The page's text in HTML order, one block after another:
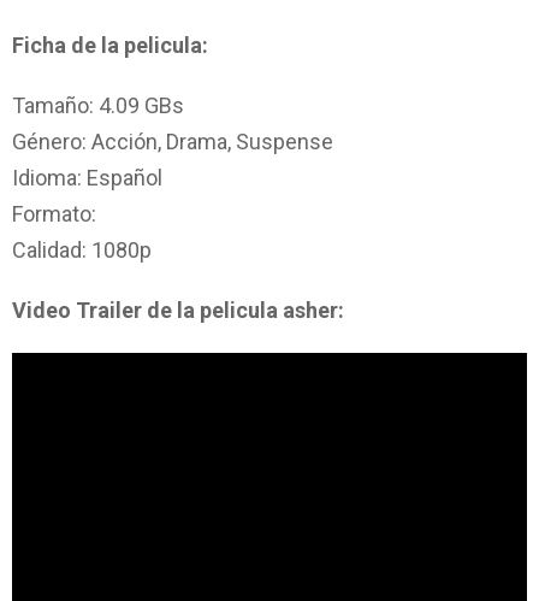
Ficha de la pelicula:
Tamaño: 4.09 GBs
Género: Acción, Drama, Suspense
Idioma: Español
Formato:
Calidad: 1080p
Video Trailer de la pelicula asher: